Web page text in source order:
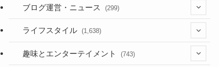
(36)
(187)
ブログ運営・ニュース (299)
(118)
(181)
ライフスタイル (1,638)
(394)
趣味とエンターテイメント (743)